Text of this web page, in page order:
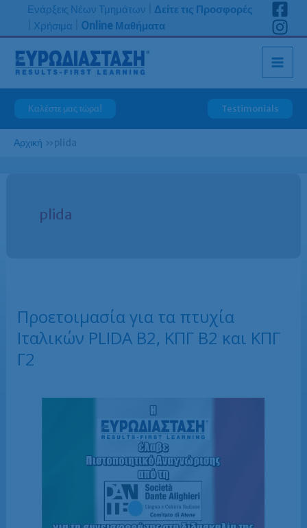
Μετάβαση
περιεχόμενο
Ενάρξεις Νέων Τμημάτων
Δείτε τις Προσφορές
Χρήσιμα Online Μαθήματα
Καλέστε μας τώρα! Testimonials
Αρχική »plida
plida
Προετοιμασία για τα πτυχία
Ιταλικών PLIDA B2, ΚΠΓ B2 και ΚΠΓ
Γ2